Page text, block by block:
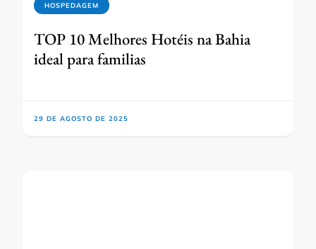
HOSPEDAGEM
TOP 10 Melhores Hotéis na Bahia
ideal para familias
29 DE AGOSTO DE 2025